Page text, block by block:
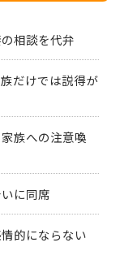
相談を代弁
だけでは説得が
族への注意喚
に同席
的にならない